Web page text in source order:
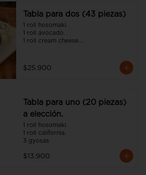
unagui 4 palitos).
Tabla para dos (43 piezas)
1 roll hosomaki.
1 roll avocado.
1 roll cream cheese.
$25.900
Tabla para uno (20 piezas)
a elección.
1 roll hosomaki.
1 roll california.
3 gyosas
$13.900